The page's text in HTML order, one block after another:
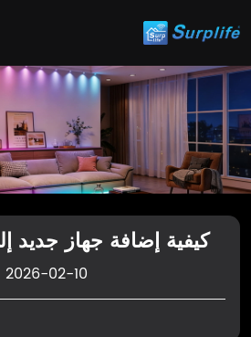
كيفية إضافة جهاز جديد
2026-02-10